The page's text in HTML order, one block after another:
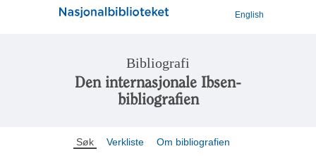
English
Bibliografi
Den internasjonale Ibsen-
bibliografien
Søk Verkliste Om bibliografien